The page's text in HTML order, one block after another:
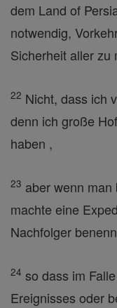
dem Land of
notwendig,
Sicherheit aller zu
22 Nicht, dass ich
denn ich große
haben ,
23 aber wenn
machte eine
Nachfolger
24 so dass im
Ereignisses oder